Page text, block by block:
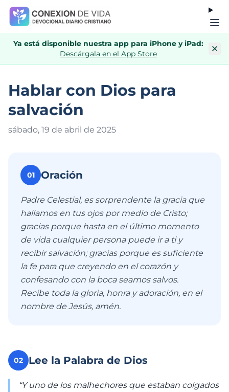
Ya está disponible nuestra app para iPhone y iPad:
Descárgala en el App Store
Hablar con Dios para
salvación
sábado, 19 de abril de 2025
01 Oración
Padre Celestial, es sorprendente la gracia que
hallamos en tus ojos por medio de Cristo;
gracias porque hasta en el último momento
de vida cualquier persona puede ir a ti y
recibir salvación; gracias porque es suficiente
la fe para que creyendo en el corazón y
confesando con la boca seamos salvos.
Recibe toda la gloria, honra y adoración, en el
nombre de Jesús, amén.
02 Lee la Palabra de Dios
“Y uno de los malhechores que estaban colgados